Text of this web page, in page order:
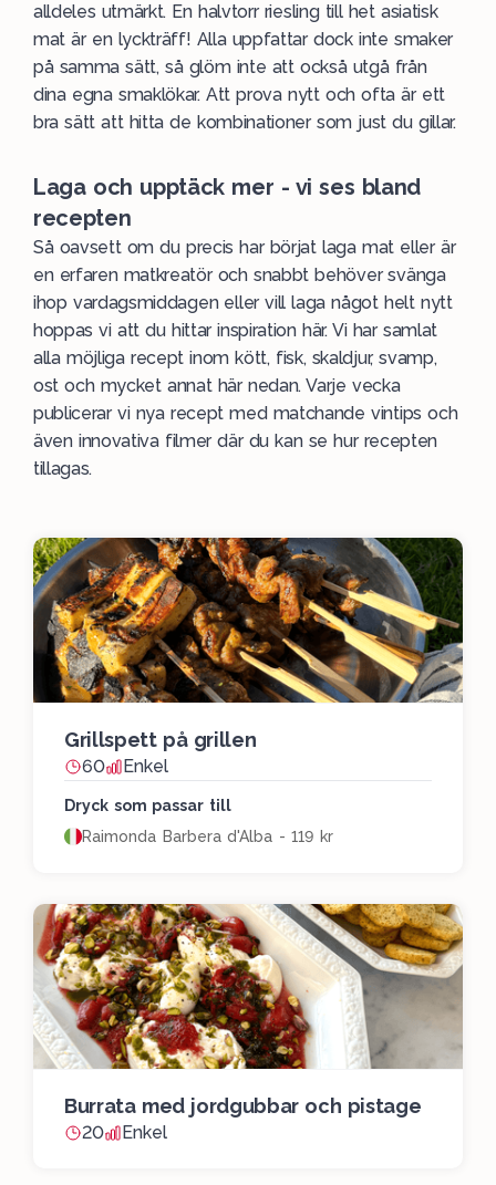
alldeles utmärkt. En halvtorr riesling till het asiatisk
mat är en lyckträff! Alla uppfattar dock inte smaker
på samma sätt, så glöm inte att också utgå från
dina egna smaklökar. Att prova nytt och ofta är ett
bra sätt att hitta de kombinationer som just du gillar.
Laga och upptäck mer - vi ses bland
recepten
Så oavsett om du precis har börjat laga mat eller är
en erfaren matkreatör och snabbt behöver svänga
ihop vardagsmiddagen eller vill laga något helt nytt
hoppas vi att du hittar inspiration här. Vi har samlat
alla möjliga recept inom kött, fisk, skaldjur, svamp,
ost och mycket annat här nedan. Varje vecka
publicerar vi nya recept med matchande vintips och
även innovativa filmer där du kan se hur recepten
tillagas.
Grillspett på grillen
60 Enkel
Dryck som passar till
Raimonda Barbera d'Alba - 119 kr
Burrata med jordgubbar och pistage
20 Enkel